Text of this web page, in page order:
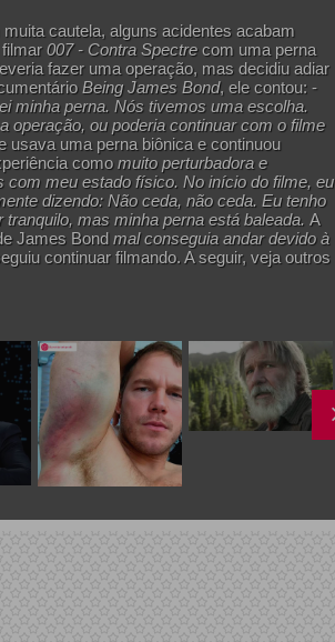
cautela, alguns acidentes acabam
007 - Contra Spectrecom uma perna
fazer uma operação, mas decidiu adiar
Being James Bond, ele contou: -
minha perna. Nós tivemos uma escolha.
operação, ou poderia continuar com o filme
usava uma perna biônica e continuou
comomuito perturbadora e
meu estado físico. No início do filme, eu
dizendo: Não ceda, não ceda. Eu tenho
mas minha perna está baleada. A
James Bond mal conseguia andar devido à
continuar filmando. A seguir, veja outros